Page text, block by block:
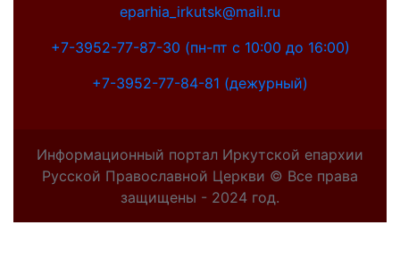
eparhia_irkutsk@mail.ru
+7-3952-77-87-30 (пн-пт с 10:00 до 16:00)
+7-3952-77-84-81 (дежурный)
Информационный портал Иркутской епархии
Русской Православной Церкви © Все права
защищены - 2024 год.